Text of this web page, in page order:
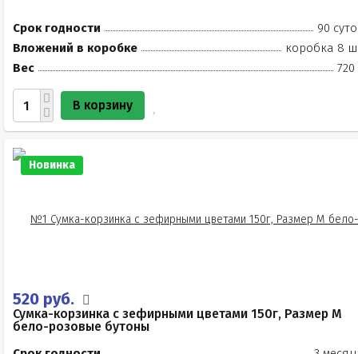
Срок годности
90
Вложений в коробке
коробка 8
Вес
720
В корзину
Новинка
520 руб.
Сумка-корзинка с зефирными цветами 150г, Размер М
бело-розовые бутоны